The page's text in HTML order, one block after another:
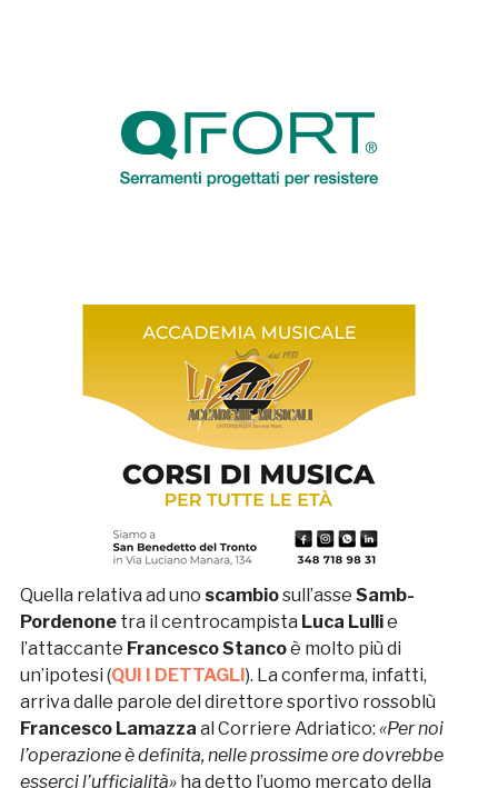
Quella relativa ad uno scambiosull’asse Samb-
Pordenonetra il centrocampista Luca Lullie
l’attaccante Francesco Stancoè molto più di
un’ipotesi (QUI I DETTAGLI ). La conferma, infatti,
arriva dalle parole del direttore sportivo rossoblù
Francesco Lamazza al Corriere Adriatico: «Per noi
l’operazione è definita, nelle prossime ore dovrebbe
esserci l’ufficialità»ha detto l’uomo mercato della